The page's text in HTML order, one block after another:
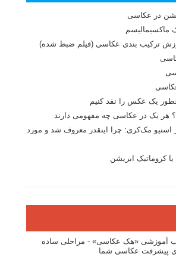
در عکاسی
ترکیب بندی عکاسی (فیلم ضبط شده)
یک عکس را نقد کنیم
هر یک در عکاسی چه مفهومی دارند
استیو مک‌کری: چرا اینقدر معروف شد و مورد
کروماتیک ابریشن
آموزشی «هک عکاسی» - مراحلی ساده
پیشرفت عکاسی شما